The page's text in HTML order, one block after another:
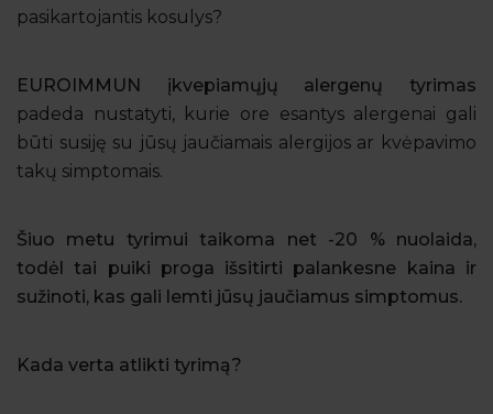
pasikartojantis kosulys?
EUROIMMUN įkvepiamųjų alergenų tyrimas
padeda nustatyti, kurie ore esantys alergenai gali
būti susiję su jūsų jaučiamais alergijos ar kvėpavimo
takų simptomais.
Šiuo metu tyrimui taikoma net -20 % nuolaida,
todėl tai puiki proga išsitirti palankesne kaina ir
sužinoti, kas gali lemti jūsų jaučiamus simptomus.
Kada verta atlikti tyrimą?